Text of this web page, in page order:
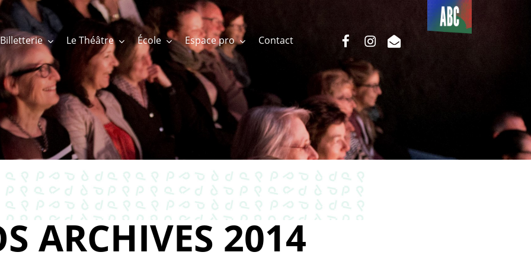
Billetterie Le Théâtre École Espace pro Contact
Du côté
de l’ABC
facebookinstagram
email
ARCHIVES 2014